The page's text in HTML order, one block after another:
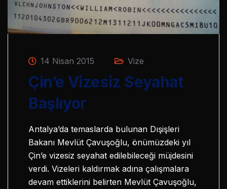
14 Nisan 2015 Vize
Çin’e Vizesiz Seyahat
Başlıyor
Antalya’da temaslarda bulunan Dışişleri
Bakanı Mevlüt Çavuşoğlu, önümüzdeki yıl
Çin’e vizesiz seyahat edilebileceği müjdesini
verdi. Vizeleri kaldırmak adına çalışmalara
devam ettiklerini belirten Mevlüt Çavuşoğlu,